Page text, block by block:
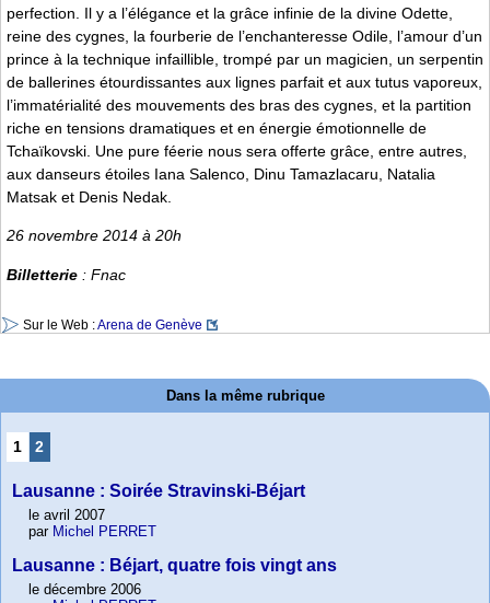
perfection. Il y a l’élégance et la grâce infinie de la divine Odette,
reine des cygnes, la fourberie de l’enchanteresse Odile, l’amour d’un
prince à la technique infaillible, trompé par un magicien, un serpentin
de ballerines étourdissantes aux lignes parfait et aux tutus vaporeux,
l’immatérialité des mouvements des bras des cygnes, et la partition
riche en tensions dramatiques et en énergie émotionnelle de
Tchaïkovski. Une pure féerie nous sera offerte grâce, entre autres,
aux danseurs étoiles Iana Salenco, Dinu Tamazlacaru, Natalia
Matsak et Denis Nedak.
26 novembre 2014 à 20h
Billetterie : Fnac
Sur le Web :Arena de Genève
Dans la même rubrique
1 2
Lausanne : Soirée Stravinski-Béjart
le avril 2007
par Michel PERRET
Lausanne : Béjart, quatre fois vingt ans
le décembre 2006